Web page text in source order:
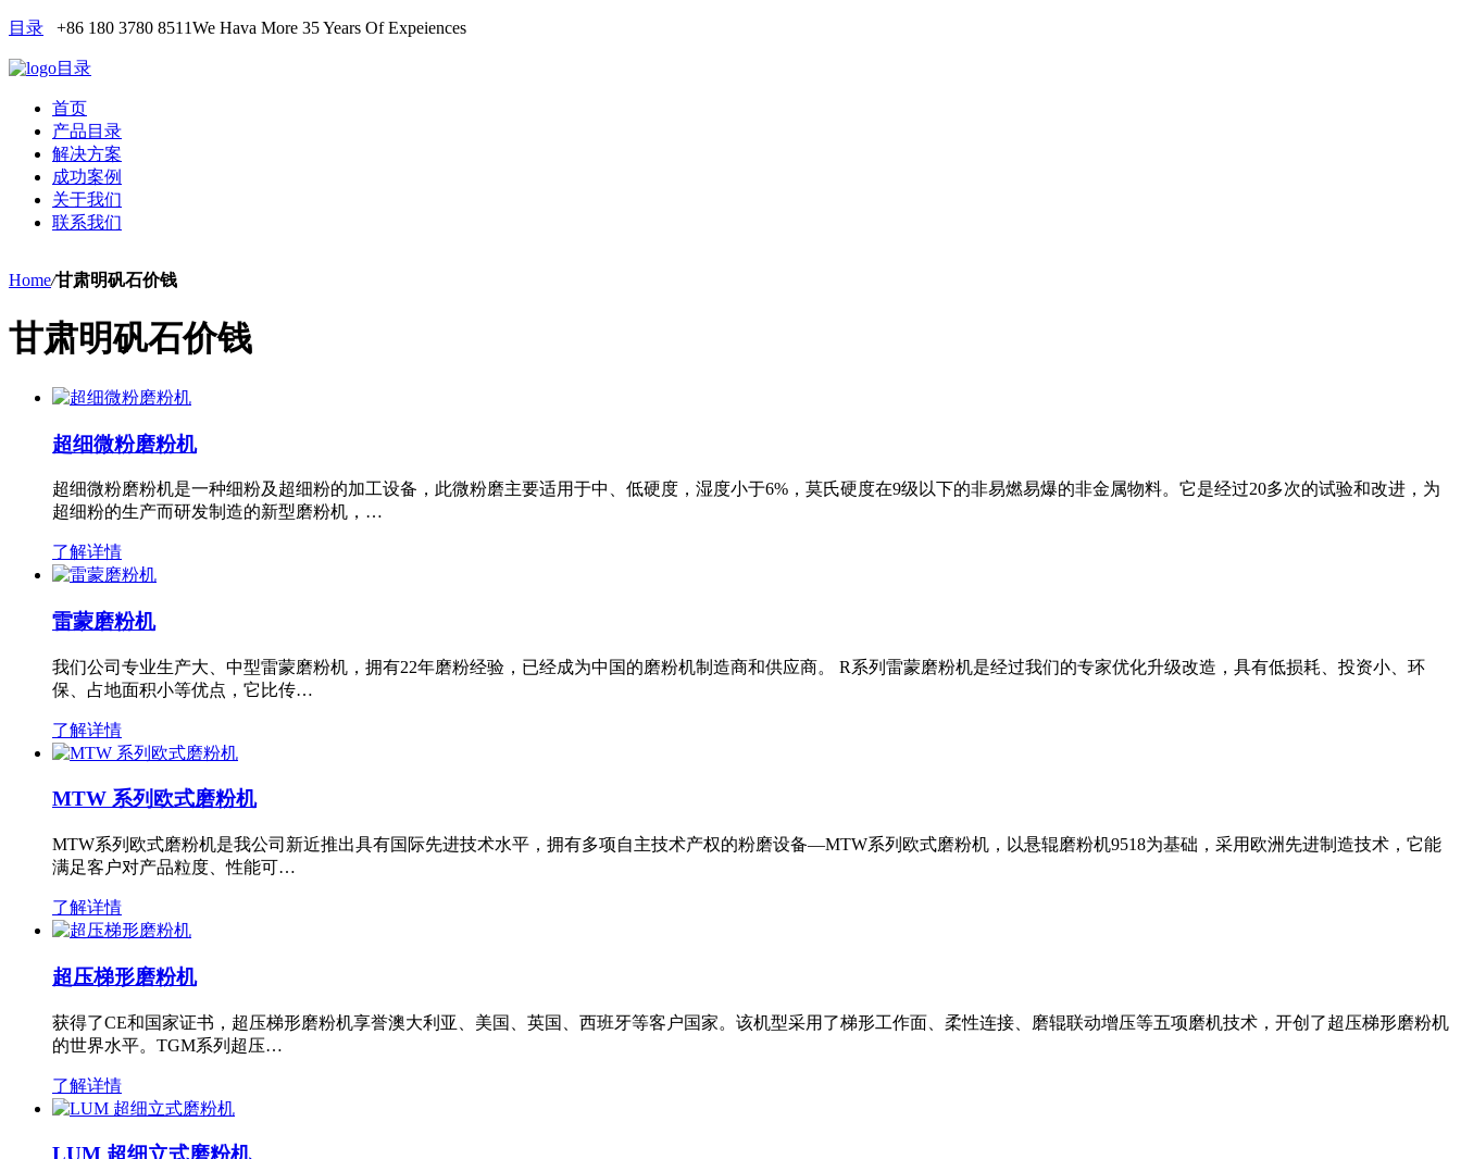
目录 +86 180 3780 8511We Hava More 35 Years Of Expeiences
目录
首页
产品目录
解决方案
成功案例
关于我们
联系我们
Home/甘肃明矾石价钱
甘肃明矾石价钱
超细微粉磨粉机
超细微粉磨粉机是一种细粉及超细粉的加工设备，此微粉磨主要适用于中、低硬度，湿度小于6%，莫氏硬度在9级以下的非易燃易爆的非金属物料。它是经过20多次的试验和改进，为
超细粉的生产而研发制造的新型磨粉机，…
了解详情
雷蒙磨粉机
我们公司专业生产大、中型雷蒙磨粉机，拥有22年磨粉经验，已经成为中国的磨粉机制造商和供应商。 R系列雷蒙磨粉机是经过我们的专家优化升级改造，具有低损耗、投资小、环
保、占地面积小等优点，它比传…
了解详情
MTW 系列欧式磨粉机
MTW系列欧式磨粉机是我公司新近推出具有国际先进技术水平，拥有多项自主技术产权的粉磨设备—MTW系列欧式磨粉机，以悬辊磨粉机9518为基础，采用欧洲先进制造技术，它能
满足客户对产品粒度、性能可…
了解详情
超压梯形磨粉机
获得了CE和国家证书，超压梯形磨粉机享誉澳大利亚、美国、英国、西班牙等客户国家。该机型采用了梯形工作面、柔性连接、磨辊联动增压等五项磨机技术，开创了超压梯形磨粉机
的世界水平。TGM系列超压…
了解详情